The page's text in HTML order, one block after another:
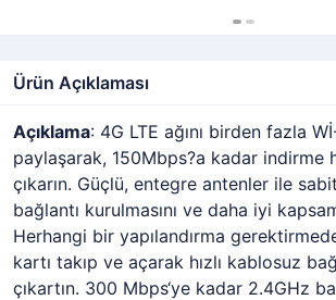
Ürün Açıklaması
Açıklama: 4G LTE ağını birden fazla
paylaşarak, 150Mbps?a kadar indirme
çıkarın. Güçlü, entegre antenler ile
bağlantı kurulmasını ve daha iyi
Herhangi bir yapılandırma
kartı takıp ve açarak hızlı kablosuz
çıkartın. 300 Mbps‘ye kadar 2.4GHz